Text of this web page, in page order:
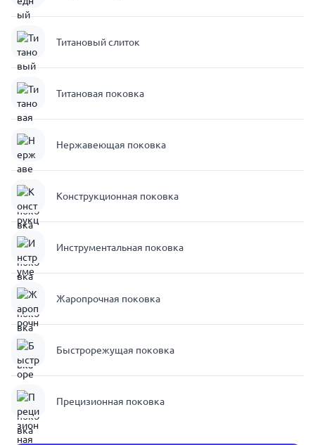
Титановый слиток
Титановая поковка
Нержавеющая поковка
Конструкционная поковка
Инструментальная поковка
Жаропрочная поковка
Быстрорежущая поковка
Прецизионная поковка